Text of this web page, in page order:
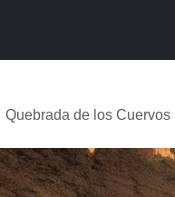
Quebrada de los Cuervos